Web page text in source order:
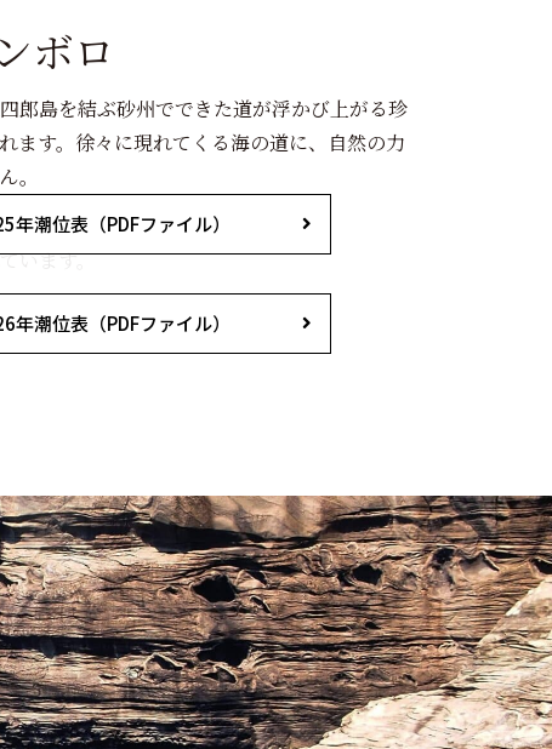
ボロ
郎島を結ぶ砂州でできた道が浮かび上がる珍
ます。徐々に現れてくる海の道に、自然の力
。
年潮位表（PDFファイル）
年潮位表（PDFファイル）
います。